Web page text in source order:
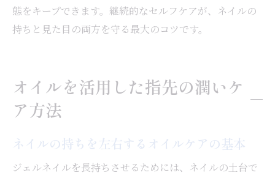
態をキープできます。継続的なセルフケアが、ネイルの
持ちと見た目の両方を守る最大のコツです。
オイルを活用した指先の潤いケ
ア方法
ネイルの持ちを左右するオイルケアの基本
ジェルネイルを長持ちさせるためには、ネイルの土台で